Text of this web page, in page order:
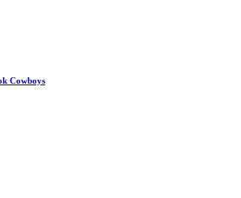
Cowboys